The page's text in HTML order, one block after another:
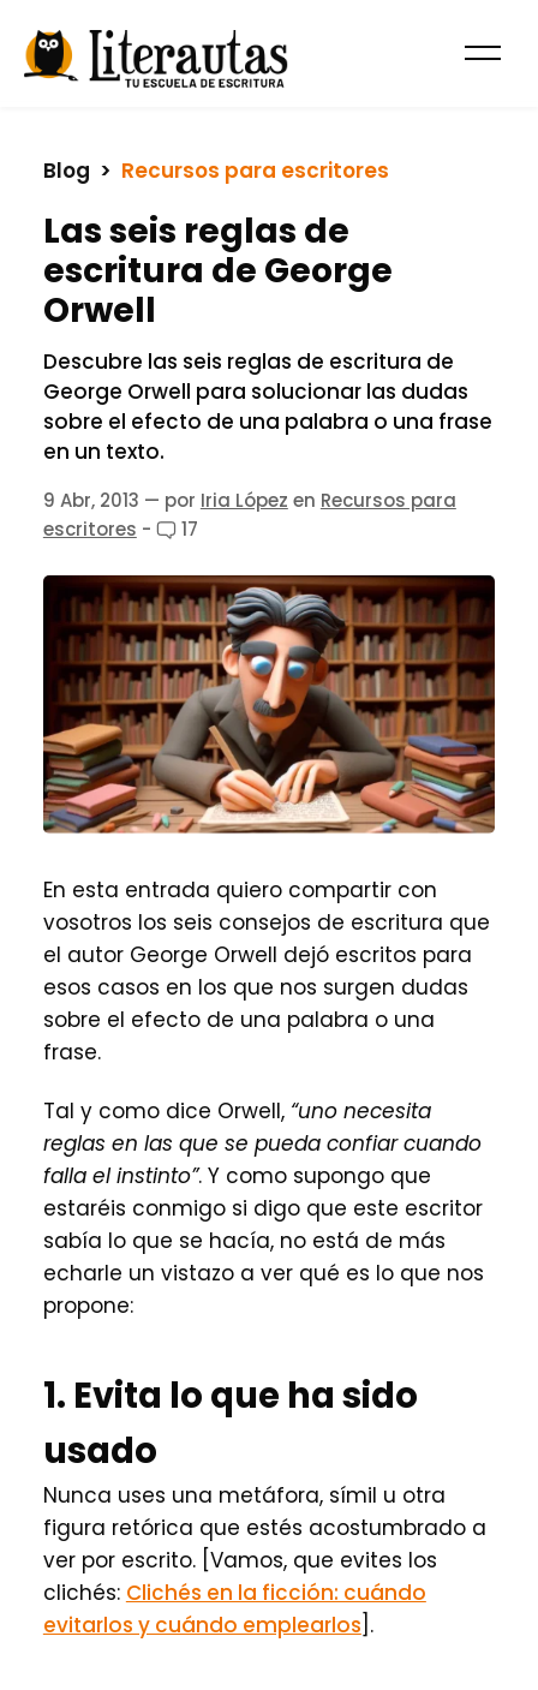
Blog
  >
Recursos para escritores
Las seis reglas de
escritura de George
Orwell
Descubre las seis reglas de escritura de
George Orwell para solucionar las dudas
sobre el efecto de una palabra o una frase
en un texto.
9 Abr, 2013 — por Iria López en Recursos para
escritores - 17
En esta entrada quiero compartir con
vosotros los seis consejos de escritura que
el autor George Orwell dejó escritos para
esos casos en los que nos surgen dudas
sobre el efecto de una palabra o una
frase.
Tal y como dice Orwell, “uno necesita
reglas en las que se pueda confiar cuando
falla el instinto”. Y como supongo que
estaréis conmigo si digo que este escritor
sabía lo que se hacía, no está de más
echarle un vistazo a ver qué es lo que nos
propone:
1. Evita lo que ha sido
usado
Nunca uses una metáfora, símil u otra
figura retórica que estés acostumbrado a
ver por escrito. [Vamos, que evites los
clichés: Clichés en la ficción: cuándo
evitarlos y cuándo emplearlos ].